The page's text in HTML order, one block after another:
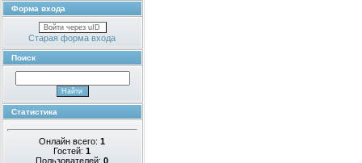
Форма входа
Войти через uID
Старая форма входа
Поиск
Статистика
Онлайн всего:1
Гостей:1
Пользователей:0